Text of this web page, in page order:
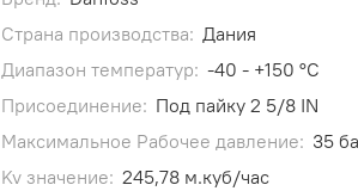
Страна производства: Дания
Диапазон температур: -40 - +150 °C
Присоединение: Под пайку 2 5/8 IN
Максимальное Рабочее давление: 35
Kv значение: 245,78 м.куб/час